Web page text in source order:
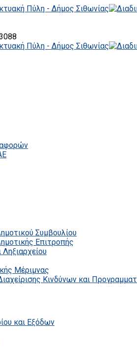
Συμβουλίου
Επιτροπής
Μέριμνας
Κινδύνων και
και Εξόδων